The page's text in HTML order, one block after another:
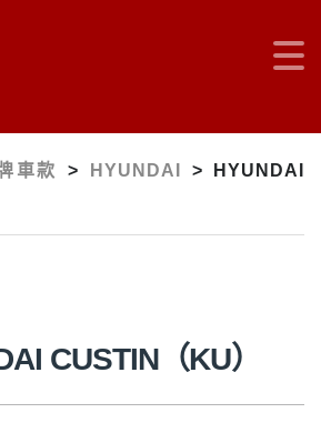
車款 > HYUNDAI >
HYUNDAI
CUSTIN（KU）